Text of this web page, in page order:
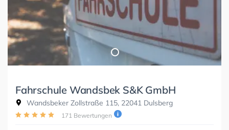
Fahrschule Wandsbek S&K GmbH
Wandsbeker Zollstraße 115, 22041 Dulsberg
171 Bewertungen